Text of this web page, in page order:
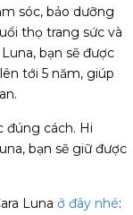
sóc, bảo dưỡng
thọ trang sức và
bạn sẽ được
tới 5 năm, giúp
đúng cách. Hi
bạn sẽ giữ được
Luna ở đây nhé: